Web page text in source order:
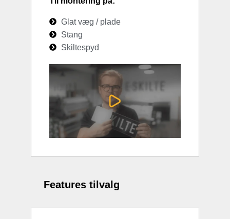
Glat væg / plade
Stang
Skiltespyd
Features tilvalg